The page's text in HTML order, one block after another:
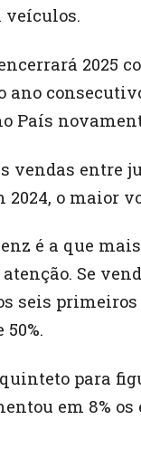
veículos.
2025
País
entre
o maior
é a que
Se
seis
para
em 8%